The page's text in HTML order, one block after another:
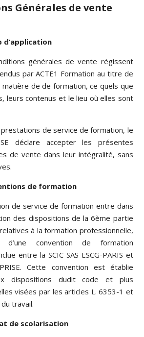
Générales de vente
générales de vente régissent
par ACTE1 Formation au titre de
de de formation, ce quels que
leurs contenus et le lieu où elles sont
de service de formation, le
déclare accepter les présentes
de vente dans leur intégralité, sans
de formation
de service de formation entre dans
des dispositions de la 6ème partie
à la formation professionnelle,
convention de formation
entre la SCIC SAS ESCG-PARIS et
Cette convention est établie
dispositions dudit code et plus
visées par les articles L. 6353-1 et
travail.
de scolarisation